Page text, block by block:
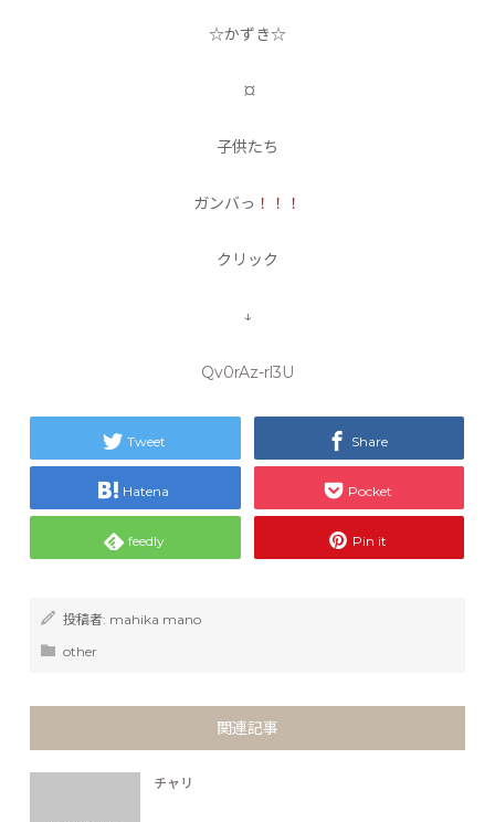
☆かずき☆
¤
子供たち
ガンバっ ！！！
クリック
↓
Qv0rAz-rl3U
Tweet Share
Hatena Pocket
feedly Pin it
投稿者: mahika mano
other
関連記事
チャリ